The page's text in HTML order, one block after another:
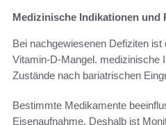
Medizinische Indikationen und
Bei nachgewiesenen Defiziten
Vitamin‑D‑Mangel.
Zustände nach bariatrischen
Bestimmte Medikamente
Eisenaufnahme. Deshalb ist